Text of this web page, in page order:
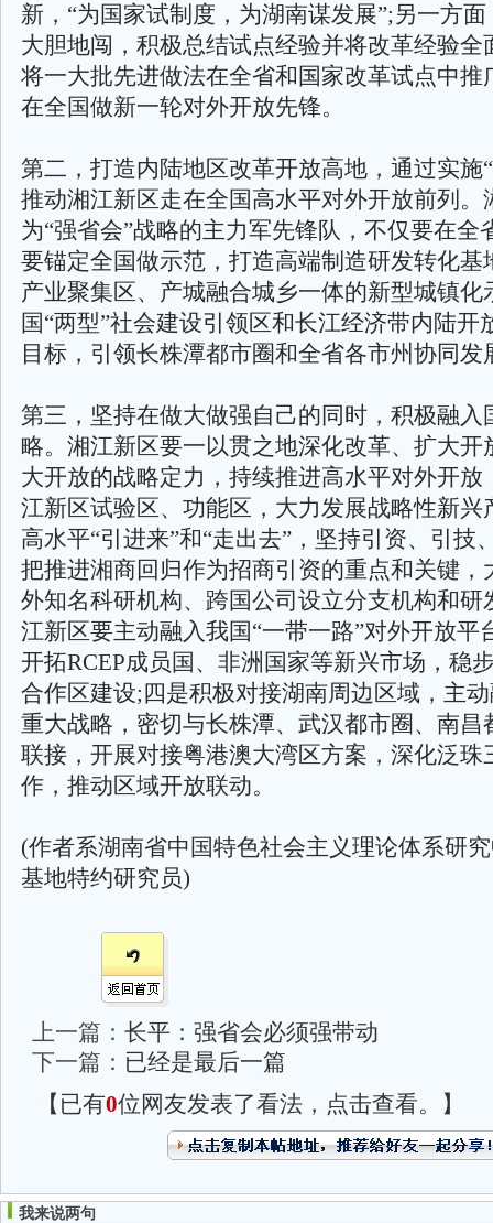
新，“为国家试制度，为湖南谋发展”;另一方
大胆地闯，积极总结试点经验并将改革经验全
将一大批先进做法在全省和国家改革试点中推
在全国做新一轮对外开放先锋。
第二，打造内陆地区改革开放高地，通过实施
推动湘江新区走在全国高水平对外开放前列。
为“强省会”战略的主力军先锋队，不仅要在全
要锚定全国做示范，打造高端制造研发转化基
产业聚集区、产城融合城乡一体的新型城镇化
国“两型”社会建设引领区和长江经济带内陆开
目标，引领长株潭都市圈和全省各市州协同发
第三，坚持在做大做强自己的同时，积极融入
略。湘江新区要一以贯之地深化改革、扩大开
大开放的战略定力，持续推进高水平对外开放
江新区试验区、功能区，大力发展战略性新兴
高水平“引进来”和“走出去”，坚持引资、引技
把推进湘商回归作为招商引资的重点和关键，
外知名科研机构、跨国公司设立分支机构和研
江新区要主动融入我国“一带一路”对外开放平
开拓RCEP成员国、非洲国家等新兴市场，稳
合作区建设;四是积极对接湖南周边区域，主
重大战略，密切与长株潭、武汉都市圈、南昌
联接，开展对接粤港澳大湾区方案，深化泛珠
作，推动区域开放联动。
(作者系湖南省中国特色社会主义理论体系研
基地特约研究员)
上一篇： 长平：强省会必须强带动
下一篇： 已经是最后一篇
【已有0位网友发表了看法，点击查看。】
我来说两句